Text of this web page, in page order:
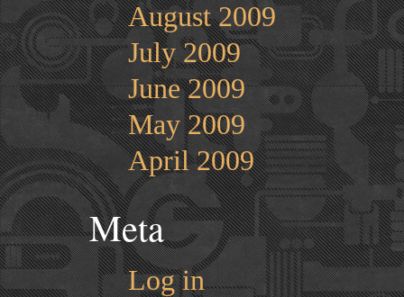
August 2009
July 2009
June 2009
May 2009
April 2009
Meta
Log in